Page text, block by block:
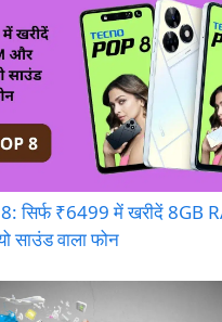
सिर्फ ₹6499 में खरीदें 8GB
साउंड वाला फोन